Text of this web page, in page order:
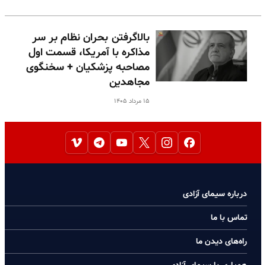
بالا‌گرفتن بحران نظام بر سر
مذاکره با آمریکا، قسمت اول
مصاحبه پزشکیان + سخنگوی
مجاهدین
۱۵ مرداد ۱۴۰۵
درباره سیمای آزادی
تماس با ما
راه‌های دیدن ما